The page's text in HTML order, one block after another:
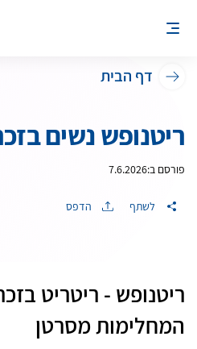
דף הבית
ריטנופש נשים
פורסם ב:7.6.2026
ריטנופש - ריטריט
המחלימות מסרטן